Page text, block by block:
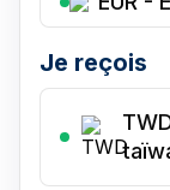
Je reçois